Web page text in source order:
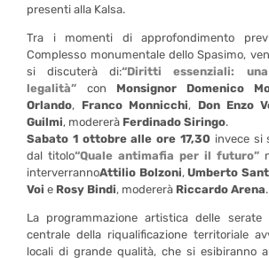
presenti alla Kalsa.
Tra i momenti di approfondimento
Complesso monumentale dello Spasimo,
si discuterà di:“Diritti essenziali:
legalità” con Monsignor Domenico
Orlando, Franco Monnicchi, Don Enzo
Guilmi, modererà Ferdinado Siringo.
Sabato 1 ottobre alle ore 17,30 invece si
dal titolo“Quale antimafia per il futuro”
interverrannoAttilio Bolzoni,Umberto
Voi e Rosy Bindi, modererà Riccardo Arena.
La programmazione artistica delle
centrale della riqualificazione territoriale
locali di grande qualità, che si esibiranno